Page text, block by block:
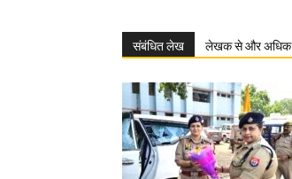
संबंधित लेख लेखक से और अधिक